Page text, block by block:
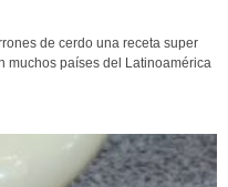
de cerdo una receta super
muchos países del Latinoamérica